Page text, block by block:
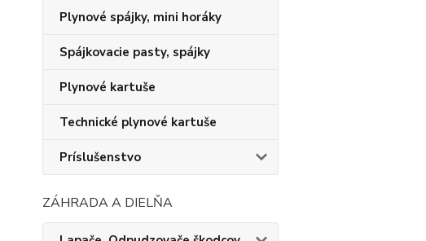
Plynové spájky, mini horáky
Spájkovacie pasty, spájky
Plynové kartuše
Technické plynové kartuše
Príslušenstvo
ZÁHRADA A DIELŇA